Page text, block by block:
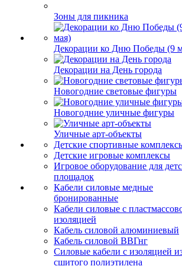
Зоны для пикника
Декорации ко Дню Победы (9
Декорации на День города
Новогодние световые фигуры
Новогодние уличные фигуры
Уличные арт-объекты
Детские спортивные
Детские игровые комплексы
Игровое оборудование для
площадок
Кабели силовые медные
бронированные
Кабели силовые с
изоляцией
Кабель силовой алюминиевый
Кабель силовой ВВГнг
Силовые кабели с изоляцией
сшитого полиэтилена